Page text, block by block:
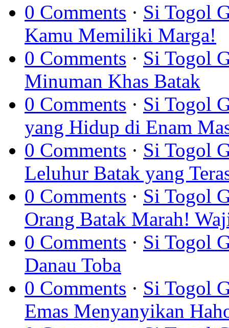
0 Comments · Si Togol
Kamu Memiliki Marga!
0 Comments · Si Togol
Minuman Khas Batak
0 Comments · Si Togol
yang Hidup di Enam
0 Comments · Si Togol
Leluhur Batak yang
0 Comments · Si Togol
Orang Batak Marah!
0 Comments · Si Togol
Danau Toba
0 Comments · Si Togol
Emas Menyanyikan